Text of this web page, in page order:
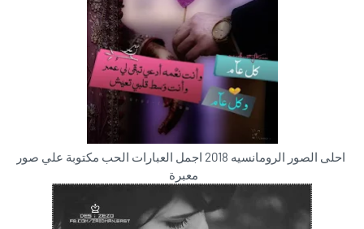
احلى الصور الرومانسيه 2018 اجمل العبارات الحب مكتوبة علي صور
معبرة